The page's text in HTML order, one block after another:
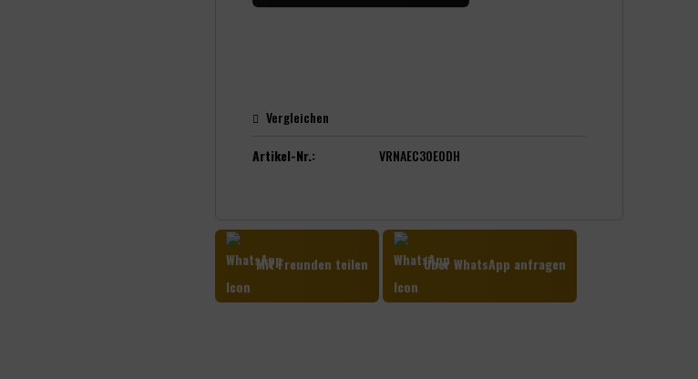
Vergleichen
Artikel-Nr.:
VRNAEC30EODH
Mit Freunden teilen Über WhatsApp anfragen